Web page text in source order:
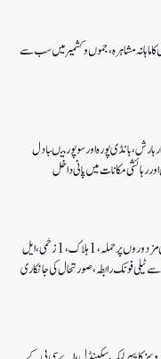
ماہانہ مشاہرہ، جموں و کشمیر میں سب سے
پورہ اور سوپور میںبادل
رہائشی مکانات میں پانی داخل
کولگام میں غیر مقامی مزدوروں پر حملہ،1ہلاک،1زخمی،ایل
ٹیلی فونک رابطہ، صورتحال کی جانکاری